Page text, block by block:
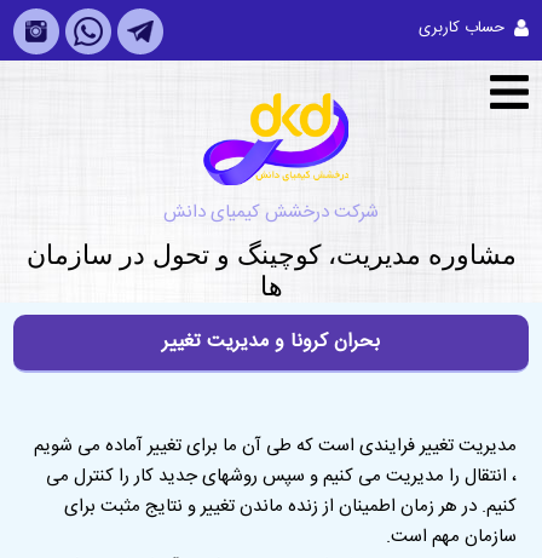
حساب کاربری
شرکت درخشش کیمیای دانش
مشاوره مديريت، کوچینگ و تحول در سازمان
ها
بحران کرونا و مدیریت تغییر
مدیریت تغییر فرایندی است که طی آن ما برای تغییر آماده می شویم
، انتقال را مدیریت می کنیم و سپس روشهای جدید کار را کنترل می
کنیم. در هر زمان اطمینان از زنده ماندن تغییر و نتایج مثبت برای
سازمان مهم است.